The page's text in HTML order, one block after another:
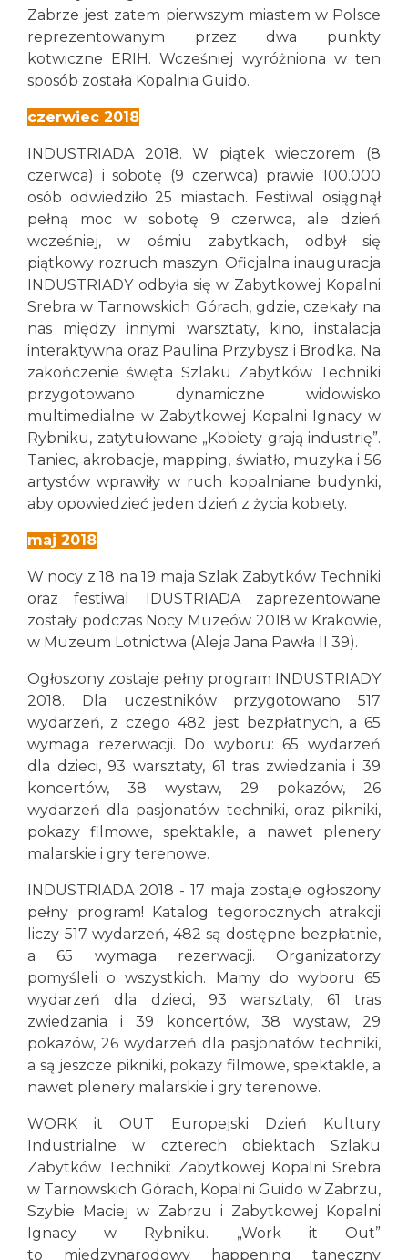
Zabrze jest zatem pierwszym miastem w Polsce
reprezentowanym przez dwa punkty
kotwiczne ERIH. Wcześniej wyróżniona w ten
sposób została Kopalnia Guido.
czerwiec 2018
INDUSTRIADA 2018. W piątek wieczorem (8
czerwca) i sobotę (9 czerwca) prawie 100.000
osób odwiedziło 25 miastach. Festiwal osiągnął
pełną moc w sobotę 9 czerwca, ale dzień
wcześniej, w ośmiu zabytkach, odbył się
piątkowy rozruch maszyn. Oficjalna inauguracja
INDUSTRIADY odbyła się w Zabytkowej Kopalni
Srebra w Tarnowskich Górach, gdzie, czekały na
nas między innymi warsztaty, kino, instalacja
interaktywna oraz Paulina Przybysz i Brodka. Na
zakończenie święta Szlaku Zabytków Techniki
przygotowano dynamiczne widowisko
multimedialne w Zabytkowej Kopalni Ignacy w
Rybniku, zatytułowane „Kobiety grają industrię”.
Taniec, akrobacje, mapping, światło, muzyka i 56
artystów wprawiły w ruch kopalniane budynki,
aby opowiedzieć jeden dzień z życia kobiety.
maj 2018
W nocy z 18 na 19 maja Szlak Zabytków Techniki
oraz festiwal IDUSTRIADA zaprezentowane
zostały podczas Nocy Muzeów 2018 w Krakowie,
w Muzeum Lotnictwa (Aleja Jana Pawła II 39).
Ogłoszony zostaje pełny program INDUSTRIADY
2018. Dla uczestników przygotowano 517
wydarzeń, z czego 482 jest bezpłatnych, a 65
wymaga rezerwacji. Do wyboru: 65 wydarzeń
dla dzieci, 93 warsztaty, 61 tras zwiedzania i 39
koncertów, 38 wystaw, 29 pokazów, 26
wydarzeń dla pasjonatów techniki, oraz pikniki,
pokazy filmowe, spektakle, a nawet plenery
malarskie i gry terenowe.
INDUSTRIADA 2018 - 17 maja zostaje ogłoszony
pełny program! Katalog tegorocznych atrakcji
liczy 517 wydarzeń, 482 są dostępne bezpłatnie,
a 65 wymaga rezerwacji. Organizatorzy
pomyśleli o wszystkich. Mamy do wyboru 65
wydarzeń dla dzieci, 93 warsztaty, 61 tras
zwiedzania i 39 koncertów, 38 wystaw, 29
pokazów, 26 wydarzeń dla pasjonatów techniki,
a są jeszcze pikniki, pokazy filmowe, spektakle, a
nawet plenery malarskie i gry terenowe.
WORK it OUT Europejski Dzień Kultury
Industrialne w czterech obiektach Szlaku
Zabytków Techniki: Zabytkowej Kopalni Srebra
w Tarnowskich Górach, Kopalni Guido w Zabrzu,
Szybie Maciej w Zabrzu i Zabytkowej Kopalni
Ignacy w Rybniku. „Work it Out”
to międzynarodowy happening taneczny